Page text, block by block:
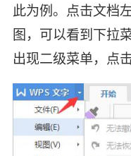
此为例。点击文档
图，可以看到下拉
出现二级菜单，点击